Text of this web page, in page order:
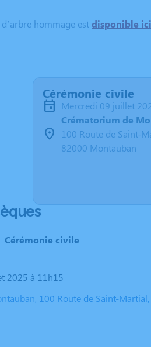
hommage estdisponible ici
Cérémonie civile
mercredi 09 juillet
Crématorium de
100 Route de Saint-
82000 Montauban
Cérémonie civile
2025 à 11h15
100 Route de Saint-Martial,